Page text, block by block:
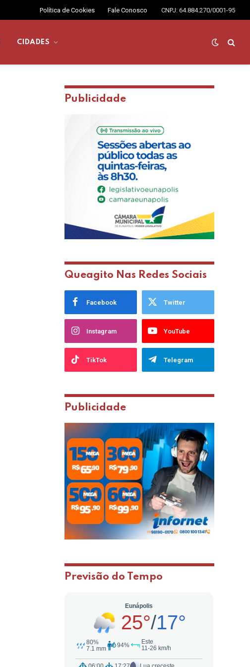
Política de Cookies Fale Conosco CNPJ: 64.884.270/0001-95
CIDADES
Publicidade
Queagito Nas Redes Sociais
Facebook Twitter
Instagram YouTube
TikTok Telegram
Publicidade
Previsão do Tempo